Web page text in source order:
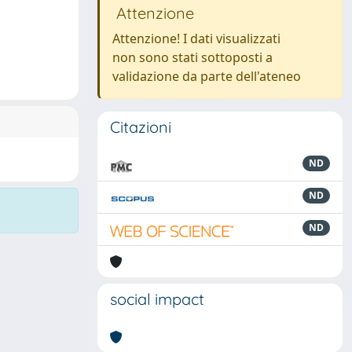
Attenzione
Attenzione! I dati visualizzati
non sono stati sottoposti a
validazione da parte dell'ateneo
Citazioni
ND
ND
ND
social impact